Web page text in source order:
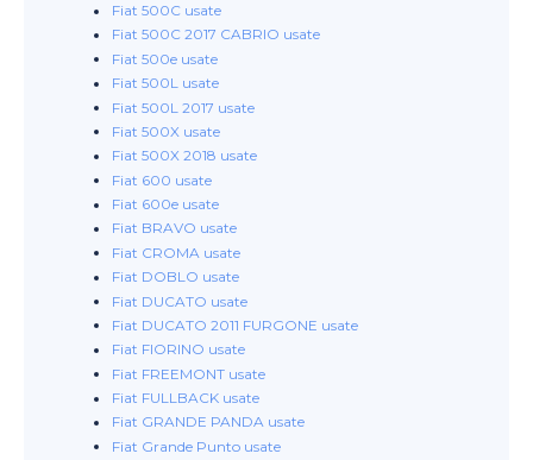
Fiat 500C usate
Fiat 500C 2017 CABRIO usate
Fiat 500e usate
Fiat 500L usate
Fiat 500L 2017 usate
Fiat 500X usate
Fiat 500X 2018 usate
Fiat 600 usate
Fiat 600e usate
Fiat BRAVO usate
Fiat CROMA usate
Fiat DOBLO usate
Fiat DUCATO usate
Fiat DUCATO 2011 FURGONE usate
Fiat FIORINO usate
Fiat FREEMONT usate
Fiat FULLBACK usate
Fiat GRANDE PANDA usate
Fiat Grande Punto usate